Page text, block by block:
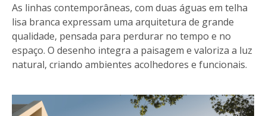
As linhas contemporâneas, com duas águas em telha
lisa branca expressam uma arquitetura de grande
qualidade, pensada para perdurar no tempo e no
espaço. O desenho integra a paisagem e valoriza a luz
natural, criando ambientes acolhedores e funcionais.